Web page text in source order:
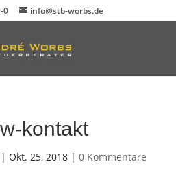
0 info@stb-worbs.de
kontakt
|Okt. 25, 2018 |0 Kommentare
stimmen Sie der Verwendung von Cookies zu.